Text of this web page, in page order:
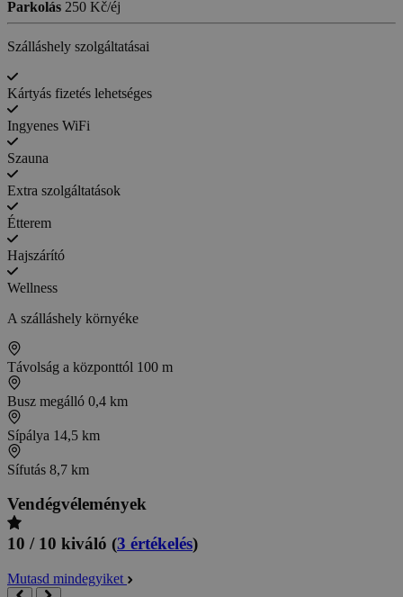
Parkolás 250 Kč/éj
Szálláshely szolgáltatásai
Kártyás fizetés lehetséges
Ingyenes WiFi
Szauna
Extra szolgáltatások
Étterem
Hajszárító
Wellness
A szálláshely környéke
Távolság a központtól 100 m
Busz megálló 0,4 km
Sípálya 14,5 km
Sífutás 8,7 km
Vendégvélemények
10 / 10 kiváló (3 értékelés)
Mutasd mindegyiket